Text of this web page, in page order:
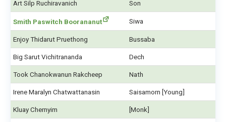
Art Silp Ruchiravanich Son
Smith Paswitch Boorananut Siwa
Enjoy Thidarut Pruethong Bussaba
Big Sarut Vichitrananda Dech
Took Chanokwanun Rakcheep Nath
Irene Maralyn Chatwattanasin Saisamorn [Young]
Kluay Chernyim [Monk]